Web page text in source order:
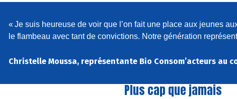
« Je suis heureuse de voir que l ’on fait une place aux jeunes
le flambeau avec tant de convictions. Notre génération repré
Christelle Moussa, représentante Bio Consom’acteurs au
Plus cap que jamais